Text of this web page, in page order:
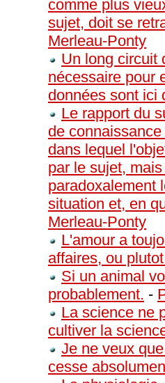
comme plus
sujet, doit se
Merleau-Ponty
Un long circuit
nécessaire pour
données sont ici
Le rapport du
de
dans lequel
par le sujet,
paradoxalement
situation et, en
Merleau-Ponty
L'amour a
affaires, ou
Si un animal
probablement. -
La science ne
cultiver la
Je ne veux
cesse